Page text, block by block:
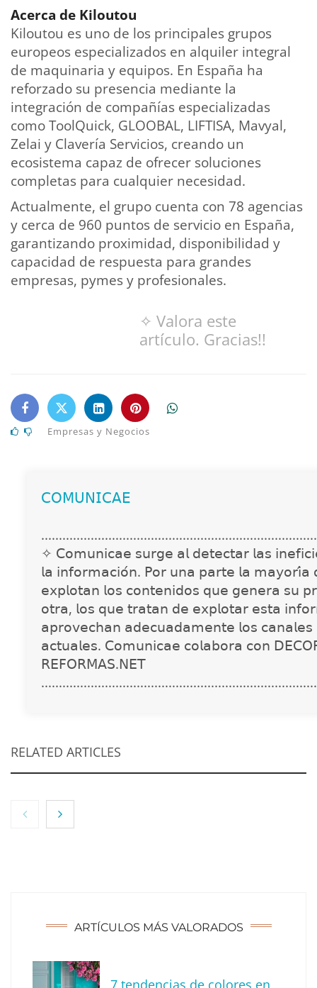
Acerca de Kiloutou
Kiloutou es uno de los principales grupos
europeos especializados en alquiler integral
de maquinaria y equipos. En España ha
reforzado su presencia mediante la
integración de compañías especializadas
como ToolQuick, GLOOBAL, LIFTISA, Mavyal,
Zelai y Clavería Servicios, creando un
ecosistema capaz de ofrecer soluciones
completas para cualquier necesidad.
Actualmente, el grupo cuenta con 78 agencias
y cerca de 960 puntos de servicio en España,
garantizando proximidad, disponibilidad y
capacidad de respuesta para grandes
empresas, pymes y profesionales.
✧ Valora este
artículo. Gracias!!
Empresas y Negocios
𝖢𝖮𝖬𝖴𝖭𝖨𝖢𝖠𝖤
✧ 𝖢𝗈𝗆𝗎𝗇𝗂𝖼𝖺𝖾 𝗌𝗎𝗋𝗀𝖾 𝖺𝗅 𝖽𝖾𝗍𝖾𝖼𝗍𝖺𝗋 𝗅𝖺𝗌
𝗅𝖺 𝗂𝗇𝖿𝗈𝗋𝗆𝖺𝖼𝗂𝗈́𝗇. 𝖯𝗈𝗋 𝗎𝗇𝖺 𝗉𝖺𝗋𝗍𝖾 𝗅𝖺
𝖾𝗑𝗉𝗅𝗈𝗍𝖺𝗇 𝗅𝗈𝗌 𝖼𝗈𝗇𝗍𝖾𝗇𝗂𝖽𝗈𝗌 𝗊𝗎𝖾 𝗀𝖾𝗇𝖾𝗋𝖺 𝗌𝗎
𝗈𝗍𝗋𝖺, 𝗅𝗈𝗌 𝗊𝗎𝖾 𝗍𝗋𝖺𝗍𝖺𝗇 𝖽𝖾 𝖾𝗑𝗉𝗅𝗈𝗍𝖺𝗋 𝖾𝗌𝗍𝖺
𝖺𝗉𝗋𝗈𝗏𝖾𝖼𝗁𝖺𝗇 𝖺𝖽𝖾𝖼𝗎𝖺𝖽𝖺𝗆𝖾𝗇𝗍𝖾 𝗅𝗈𝗌
𝖺𝖼𝗍𝗎𝖺𝗅𝖾𝗌. 𝖢𝗈𝗆𝗎𝗇𝗂𝖼𝖺𝖾 𝖼𝗈𝗅𝖺𝖻𝗈𝗋𝖺 𝖼𝗈𝗇
𝖱𝖤𝖥𝖮𝖱𝖬𝖠𝖲.𝖭𝖤𝖳
RELATED ARTICLES
NOVA: innovación y diseño que transforman
espacios de la mano de Tormo Franquicias
ARTÍCULOS MÁS VALORADOS